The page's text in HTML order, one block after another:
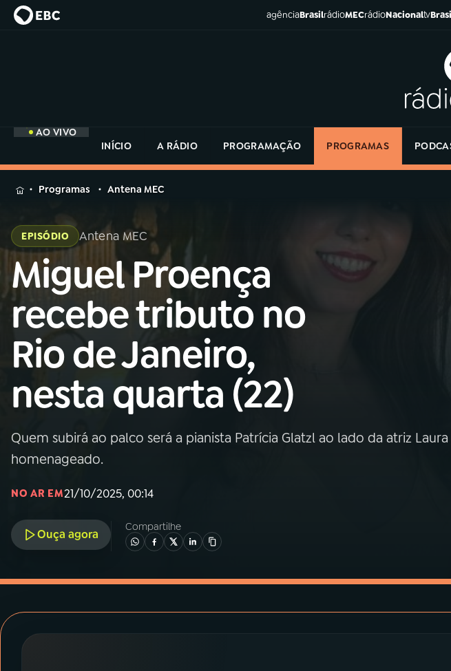
agênciaBrasilrádioMECrádioNacionaltv
AO VIVO
INÍCIO
A RÁDIO PROGRAMAÇÃO PROGRAMAS
MENU
Buscar
na
Rádio
MEC
Início AO VIVO
01INÍCIO
02A RÁDIO
03PROGRAMAÇÃO
05 PODCASTS
na
Rádio
MEC
Programas Antena MEC
EPISÓDIO Antena MEC
Miguel Proença
recebe tributo no
Rio de Janeiro,
nesta quarta (22)
Quem subirá ao palco será a pianista Patrícia Glatzl ao lado da atriz
homenageado.
NO AR EM21/10/2025, 00:14
Ouça agora
Compartilhe